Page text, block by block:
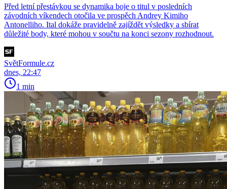
Před letní přestávkou se dynamika boje o titul v posledních
závodních víkendech otočila ve prospěch Andrey Kimiho
Antonelliho. Ital dokáže pravidelně zajíždět výsledky a sbírat
důležité body, které mohou v součtu na konci sezony rozhodnout.
SvětFormule.cz
dnes, 22:47
1 min